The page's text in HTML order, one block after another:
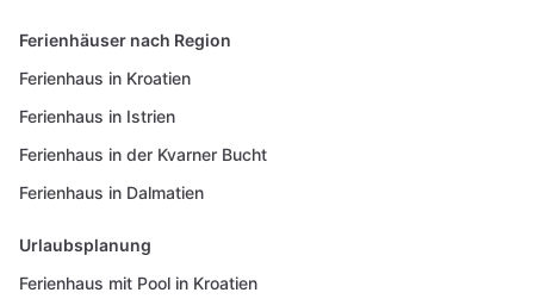
Ferienhäuser nach Region
Ferienhaus in Kroatien
Ferienhaus in Istrien
Ferienhaus in der Kvarner Bucht
Ferienhaus in Dalmatien
Urlaubsplanung
Ferienhaus mit Pool in Kroatien